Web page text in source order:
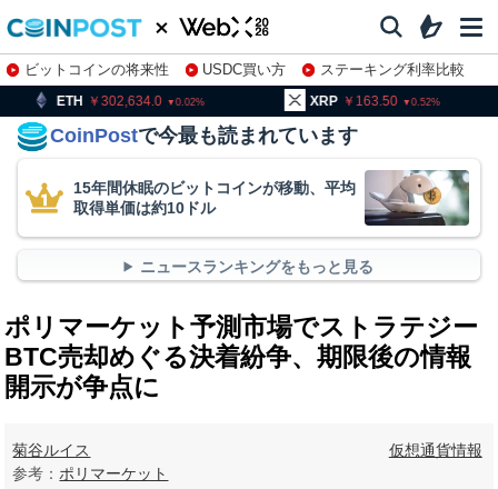
ビットコインの将来性 USDC買い方
ステーキング利率比較
株特集・関連銘柄
0.02 XRP 163.50 0.52
CoinPostで今最も読まれています
15年間休眠のビットコインが移動、平均
取得単価は約10ドル
ニュースランキングをもっと見る
ポリマーケット予測市場でストラテジー
BTC売却めぐる決着紛争、期限後の情報
開示が争点に
菊谷ルイス
参考： ポリマーケット
仮想通貨情報